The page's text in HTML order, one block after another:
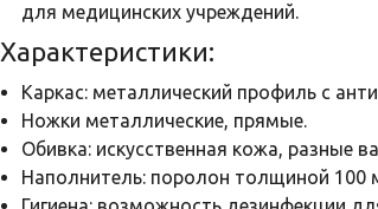
для медицинских учреждений.
Характеристики:
Каркас: металлический профиль с
Ножки металлические, прямые.
Обивка: искусственная кожа, разные
Наполнитель: поролон толщиной 100